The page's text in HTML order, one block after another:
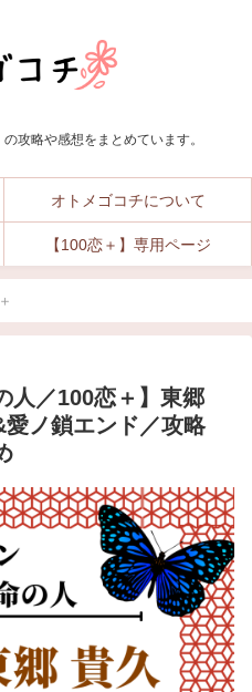
攻略や感想をまとめています。
オトメゴコチについて
【100恋＋】専用ページ
人／100恋＋】東郷
ノ鎖エンド／攻略